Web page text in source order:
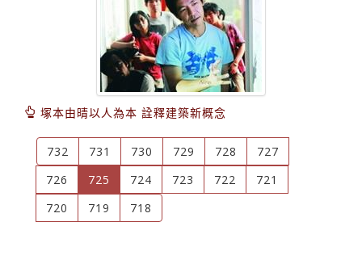
塚本由晴以人為本 詮釋建築新概念
732 731 730 729 728
727
726
725 (current)
724 723 722
721
720
719 718